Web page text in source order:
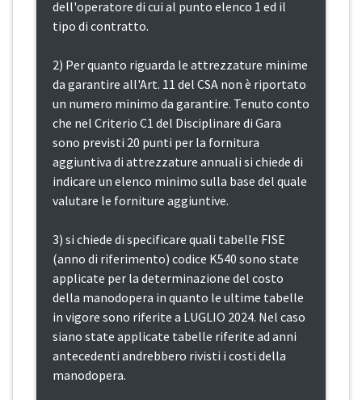
dell'operatore di cui al punto elenco 1 ed il
tipo di contratto.
2) Per quanto riguarda le attrezzature minime
da garantire all'Art. 11 del CSA non è riportato
un numero minimo da garantire. Tenuto conto
che nel Criterio C1 del Disciplinare di Gara
sono previsti 20 punti per la fornitura
aggiuntiva di attrezzature annuali si chiede di
indicare un elenco minimo sulla base del quale
valutare le forniture aggiuntive.
3) si chiede di specificare quali tabelle FISE
(anno di riferimento) codice K540 sono state
applicate per la determinazione del costo
della manodopera in quanto le ultime tabelle
in vigore sono riferite a LUGLIO 2024. Nel caso
siano state applicate tabelle riferite ad anni
antecedenti andrebbero rivisti i costi della
manodopera.